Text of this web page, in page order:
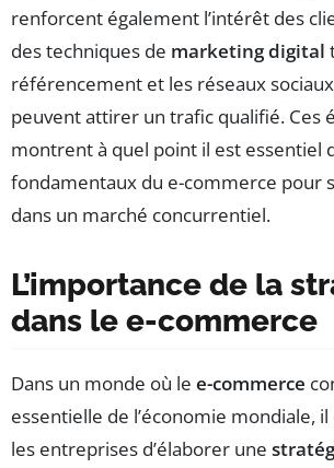
renforcent également l’intérêt des
des techniques de marketing digital
référencement et les réseaux
peuvent attirer un trafic qualifié. Ces
montrent à quel point il est essentiel
fondamentaux du e-commerce pour
dans un marché concurrentiel.
L’importance de la
dans le e-commerce
Dans un monde où le e-commerce
essentielle de l’économie mondiale,
les entreprises d’élaborer une